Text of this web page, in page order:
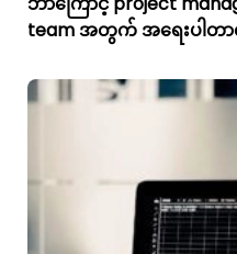
team အတွက် အရေးပါတ